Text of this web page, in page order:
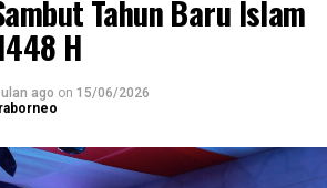
Tahun Baru Islam
H
ago on 15/06/2026